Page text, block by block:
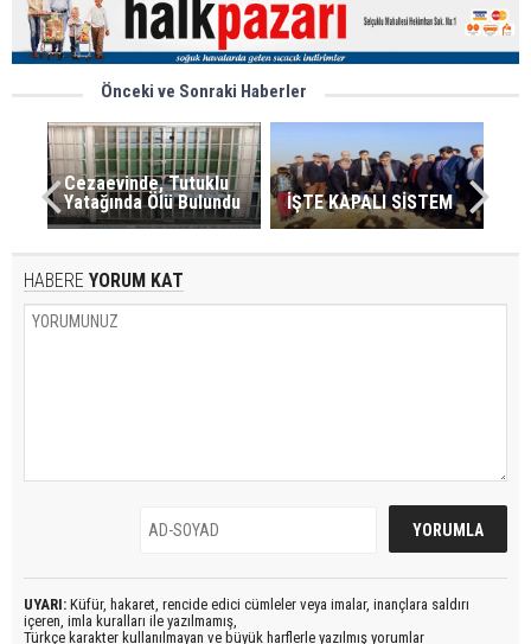
Önceki ve Sonraki Haberler
Cezaevinde, Tutuklu
Yatağında Ölü Bulundu
İŞTE KAPALI SİSTEM
HABERE YORUM KAT
UYARI: Küfür, hakaret, rencide edici cümleler veya imalar, inançlara saldırı
içeren, imla kuralları ile yazılmamış,
Türkçe karakter kullanılmayan ve büyük harflerle yazılmış yorumlar